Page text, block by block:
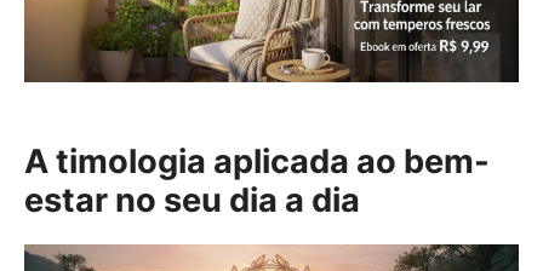
A timologia aplicada ao bem-
estar no seu dia a dia